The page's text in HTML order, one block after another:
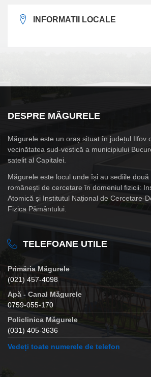
INFORMATII LOCALE
DESPRE MĂGURELE
Măgurele este un oraș situat în județul Ilfov
vecinătatea sud-vestică a municipiului
satelit al Capitalei.
Măgurele este locul unde își au sediile
românești de cercetare în domeniul fizicii:
Atomică și Institutul Național de Cercetare-
Fizica Pământului.
TELEFOANE UTILE
Primăria Măgurele
(021) 457-4098
Apă - Canal Măgurele
0759-055-170
Policlinica Măgurele
(031) 405-3636
Vedeți toate numerele de telefon